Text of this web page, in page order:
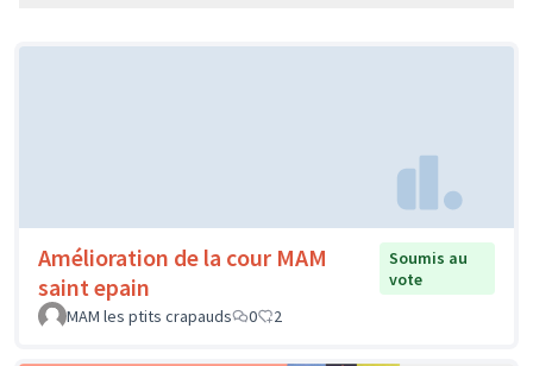
Amélioration de la cour MAM
saint epain
Soumis au
vote
MAM les ptits crapauds
0 2